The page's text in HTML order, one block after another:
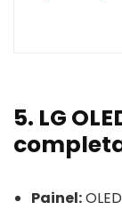
5. LG
Painel: